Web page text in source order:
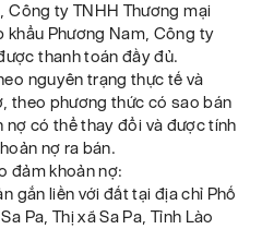
Công ty TNHH Thương mại
khẩu Phương Nam, Công ty
thanh toán đầy đủ.
nguyên trạng thực tế và
theo phương thức có sao bán
nợ có thể thay đổi và được tính
nợ ra bán.
đảm khoản nợ:
gắn liền với đất tại địa chỉ Phố
Pa, Thị xã Sa Pa, Tỉnh Lào